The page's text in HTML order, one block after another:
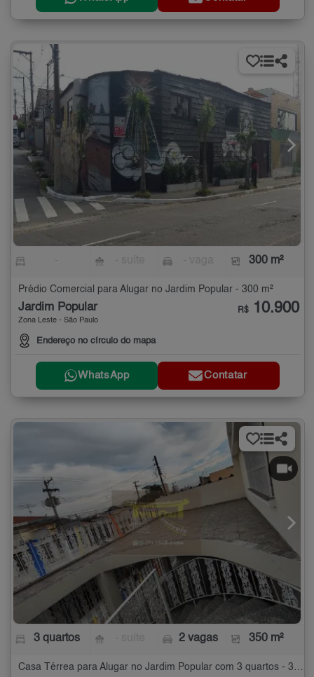
300 m²
Prédio Comercial para Alugar no Jardim Popular - 300 m²
Jardim Popular
Zona Leste - São Paulo
Endereço no círculo do mapa
R$ 10.900
WhatsApp Contatar
3 quartos 2 vagas 350 m²
Casa Térrea para Alugar no Jardim Popular com 3 quartos - 350 m²